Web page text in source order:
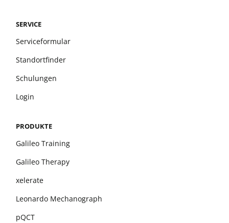
PRODUKTE
Galileo Training
Galileo Therapy
xelerate
Leonardo Mechanograph
pQCT
SERVICE
Serviceformular
Standortfinder
Schulungen
Login